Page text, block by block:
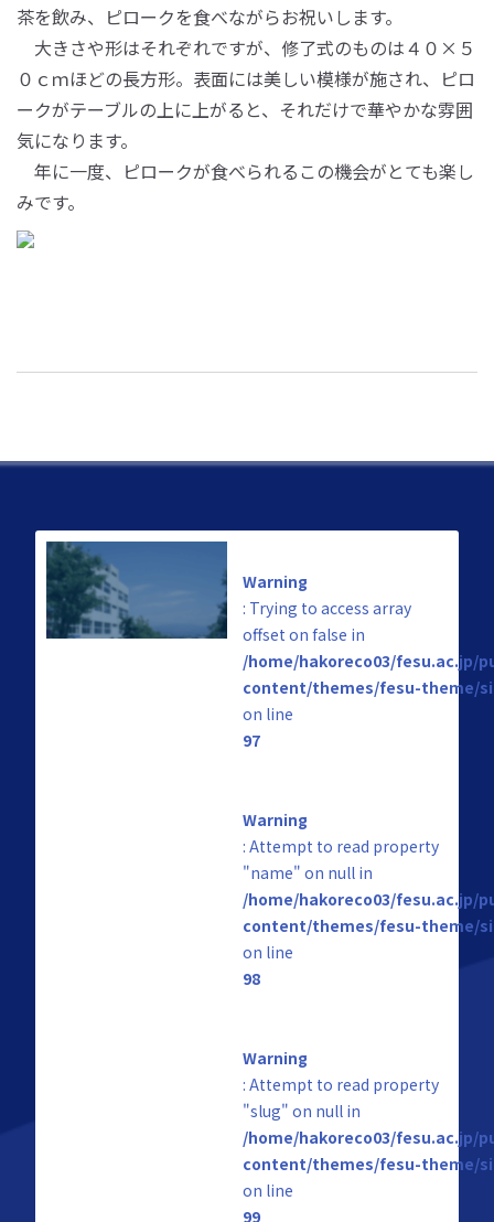
茶を飲み、ピロークを食べながらお祝いします。
大きさや形はそれぞれですが、修了式のものは４０×５
０ｃｍほどの長方形。表面には美しい模様が施され、ピロ
ークがテーブルの上に上がると、それだけで華やかな雰囲
気になります。
年に一度、ピロークが食べられるこの機会がとても楽し
みです。
Warning
: Trying to access array
offset on false in
/home/hakoreco03/fesu.ac.jp/
content/themes/fesu-theme/
on line
97
Warning
: Attempt to read property
"name" on null in
/home/hakoreco03/fesu.ac.jp/
content/themes/fesu-theme/
on line
98
Warning
: Attempt to read property
"slug" on null in
/home/hakoreco03/fesu.ac.jp/
content/themes/fesu-theme/
on line
99